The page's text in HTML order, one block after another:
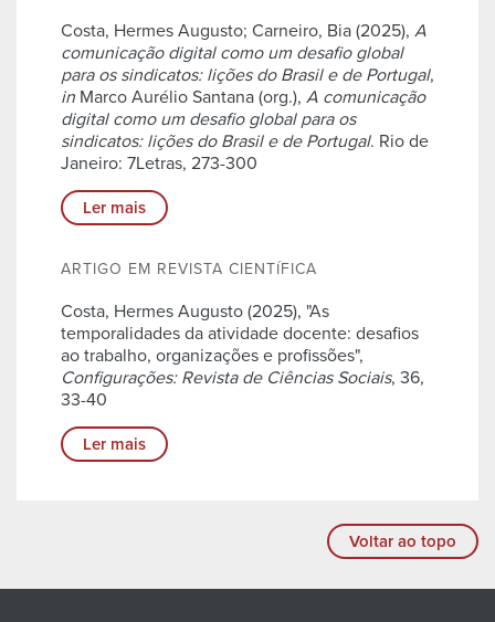
Costa, Hermes Augusto; Carneiro, Bia (2025), A
comunicação digital como um desafio global
para os sindicatos: lições do Brasil e de Portugal,
in Marco Aurélio Santana (org.), A comunicação
digital como um desafio global para os
sindicatos: lições do Brasil e de Portugal. Rio de
Janeiro: 7Letras, 273-300
Ler mais
ARTIGO EM REVISTA CIENTÍFICA
Costa, Hermes Augusto (2025), "As
temporalidades da atividade docente: desafios
ao trabalho, organizações e profissões",
Configurações: Revista de Ciências Sociais, 36,
33-40
Ler mais
Voltar ao topo